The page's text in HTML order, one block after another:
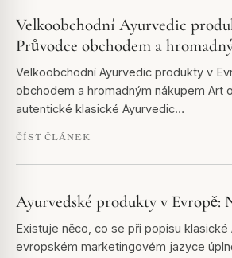
Velkoobchodní Ayurvedic
Průvodce obchodem a
Velkoobchodní Ayurvedic produkty v
obchodem a hromadným nákupem Art
autentické klasické Ayurvedic…
ČÍST ČLÁNEK
Ayurvedské produkty v Evropě:
Existuje něco, co se při popisu klasické
evropském marketingovém jazyce